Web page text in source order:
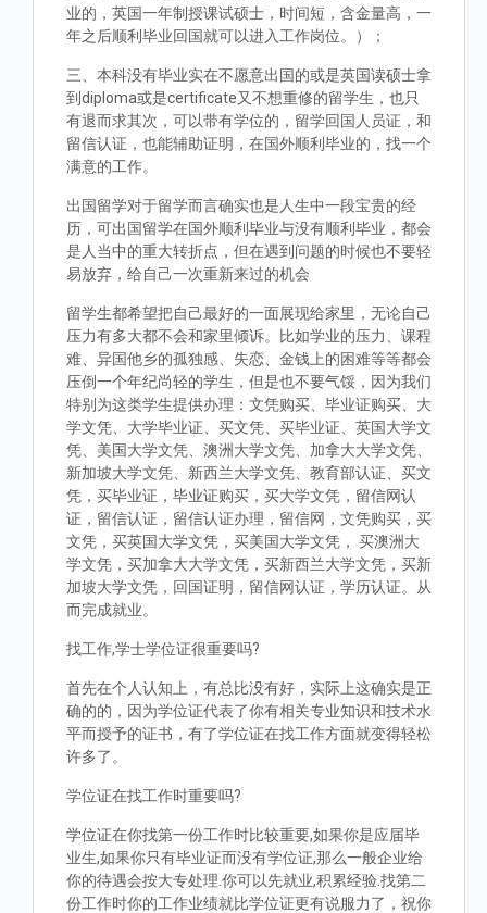
业的，英国一年制授课试硕士，时间短，含金量高，一
年之后顺利毕业回国就可以进入工作岗位。）；
三、本科没有毕业实在不愿意出国的或是英国读硕士拿
到diploma或是certificate又不想重修的留学生，也只
有退而求其次，可以带有学位的，留学回国人员证，和
留信认证，也能辅助证明，在国外顺利毕业的，找一个
满意的工作。
出国留学对于留学而言确实也是人生中一段宝贵的经
历，可出国留学在国外顺利毕业与没有顺利毕业，都会
是人当中的重大转折点，但在遇到问题的时候也不要轻
易放弃，给自己一次重新来过的机会
留学生都希望把自己最好的一面展现给家里，无论自己
压力有多大都不会和家里倾诉。比如学业的压力、课程
难、异国他乡的孤独感、失恋、金钱上的困难等等都会
压倒一个年纪尚轻的学生，但是也不要气馁，因为我们
特别为这类学生提供办理：文凭购买、毕业证购买、大
学文凭、大学毕业证、买文凭、买毕业证、英国大学文
凭、美国大学文凭、澳洲大学文凭、加拿大大学文凭、
新加坡大学文凭、新西兰大学文凭、教育部认证、买文
凭，买毕业证，毕业证购买，买大学文凭，留信网认
证，留信认证，留信认证办理，留信网，文凭购买，买
文凭，买英国大学文凭，买美国大学文凭， 买澳洲大
学文凭，买加拿大大学文凭，买新西兰大学文凭，买新
加坡大学文凭，回国证明，留信网认证，学历认证。从
而完成就业。
找工作,学士学位证很重要吗?
首先在个人认知上，有总比没有好，实际上这确实是正
确的的，因为学位证代表了你有相关专业知识和技术水
平而授予的证书，有了学位证在找工作方面就变得轻松
许多了。
学位证在找工作时重要吗?
学位证在你找第一份工作时比较重要,如果你是应届毕
业生,如果你只有毕业证而没有学位证,那么一般企业给
你的待遇会按大专处理.你可以先就业,积累经验.找第二
份工作时你的工作业绩就比学位证更有说服力了，祝你